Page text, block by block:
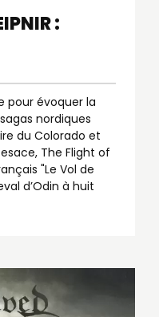
:
pour évoquer la
nordiques
du Colorado et
The Flight of
"Le Vol de
d’Odin à huit